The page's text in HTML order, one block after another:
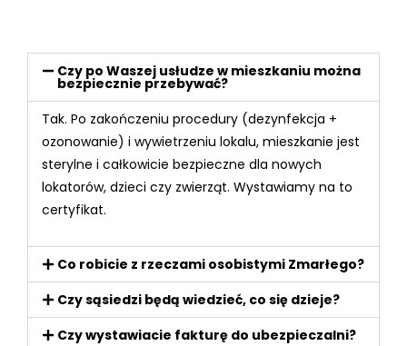
Czy po Waszej usłudze w mieszkaniu można
bezpiecznie przebywać?
Tak. Po zakończeniu procedury (dezynfekcja +
ozonowanie) i wywietrzeniu lokalu, mieszkanie jest
sterylne i całkowicie bezpieczne dla nowych
lokatorów, dzieci czy zwierząt. Wystawiamy na to
certyfikat.
Co robicie z rzeczami osobistymi Zmarłego?
Czy sąsiedzi będą wiedzieć, co się dzieje?
Czy wystawiacie fakturę do ubezpieczalni?